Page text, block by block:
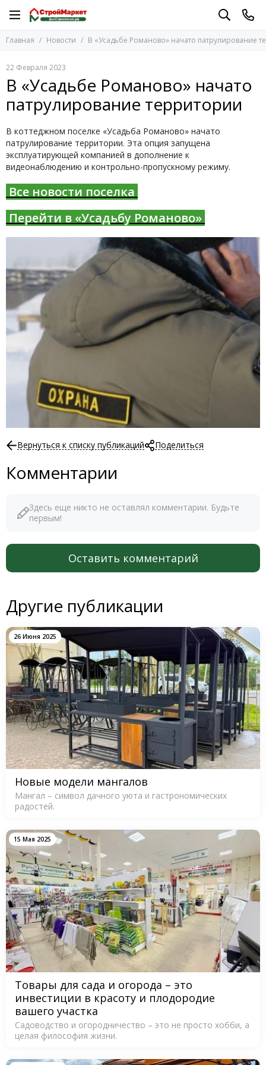
Главная Новости В «Усадьбе Романово» начато патрулирование
22 Февраля 2023
В «Усадьбе Романово» начато
патрулирование территории
В коттеджном поселке «Усадьба Романово» начато
патрулирование территории. Эта опция запущена
эксплуатирующей компанией в дополнение к
видеонаблюдению и контрольно-пропускному режиму.
Все новости поселка
Перейти в «Усадьбу Романово»
Вернуться к списку публикаций Поделиться
Комментарии
Здесь еще никто не оставлял комментарии. Будьте
первым!
Оставить комментарий
Другие публикации
26 Июня 2025
Новые модели мангалов
Мангал – символ дачного уюта и гастрономических
радостей.
15 Мая 2025
Товары для сада и огорода – это
инвестиции в красоту и плодородие
вашего участка
Садоводство и огородничество – это не просто хобби, а
целая философия жизни.